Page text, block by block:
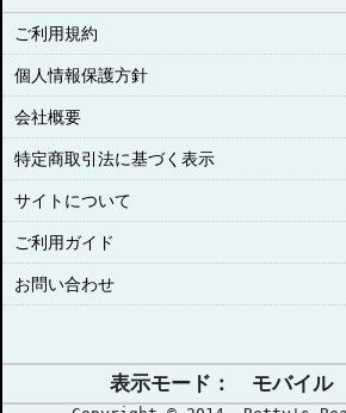
ご利用規約
個人情報保護方針
会社概要
特定商取引法に基づく表示
サイトについて
ご利用ガイド
お問い合わせ
表示モード： モバイ